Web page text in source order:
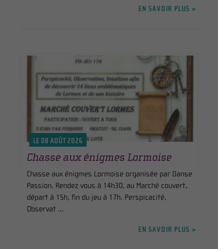
EN SAVOIR PLUS >
LE 08 AOÛT 2026
Chasse aux énigmes Lormoise
Chasse aux énigmes Lormoise organisée par Danse
Passion. Rendez vous à 14h30, au Marché couvert,
départ à 15h, fin du jeu à 17h. Perspicacité,
Observat ...
EN SAVOIR PLUS >